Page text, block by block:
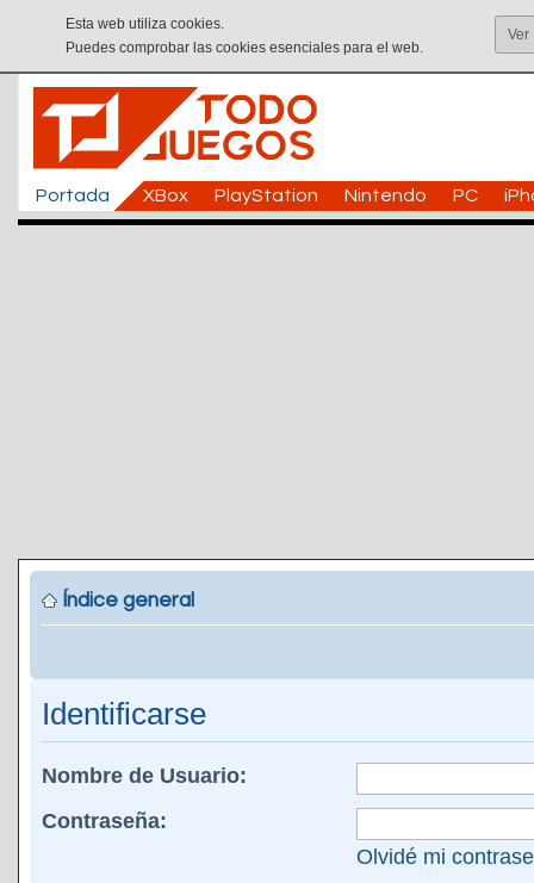
Esta web utiliza cookies.
Puedes comprobar las cookies esenciales para el web.
Ver
Portada XBox PlayStation Nintendo PC
Índice general
Identificarse
Nombre de Usuario:
Contraseña:
Olvidé mi